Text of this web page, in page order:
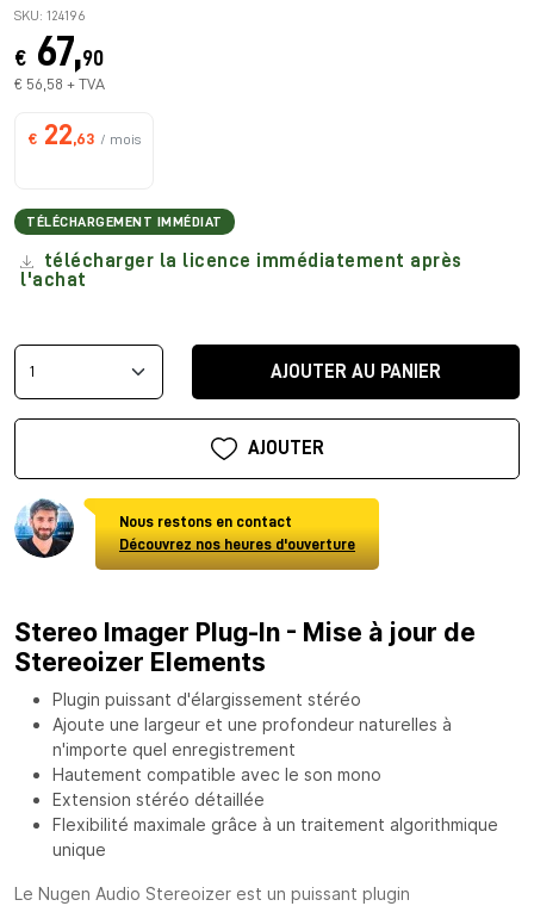
SKU: 124196
€ 67,90
€ 56,58 + TVA
€ 22 ,63 / mois
TÉLÉCHARGEMENT IMMÉDIAT
télécharger la licence immédiatement après
l'achat
AJOUTER AU PANIER
AJOUTER
Nous restons en contact
Découvrez nos heures d'ouverture
Stereo Imager Plug-In - Mise à jour de
Stereoizer Elements
Plugin puissant d'élargissement stéréo
Ajoute une largeur et une profondeur naturelles à
n'importe quel enregistrement
Hautement compatible avec le son mono
Extension stéréo détaillée
Flexibilité maximale grâce à un traitement algorithmique
unique
Le Nugen Audio Stereoizer est un puissant plugin